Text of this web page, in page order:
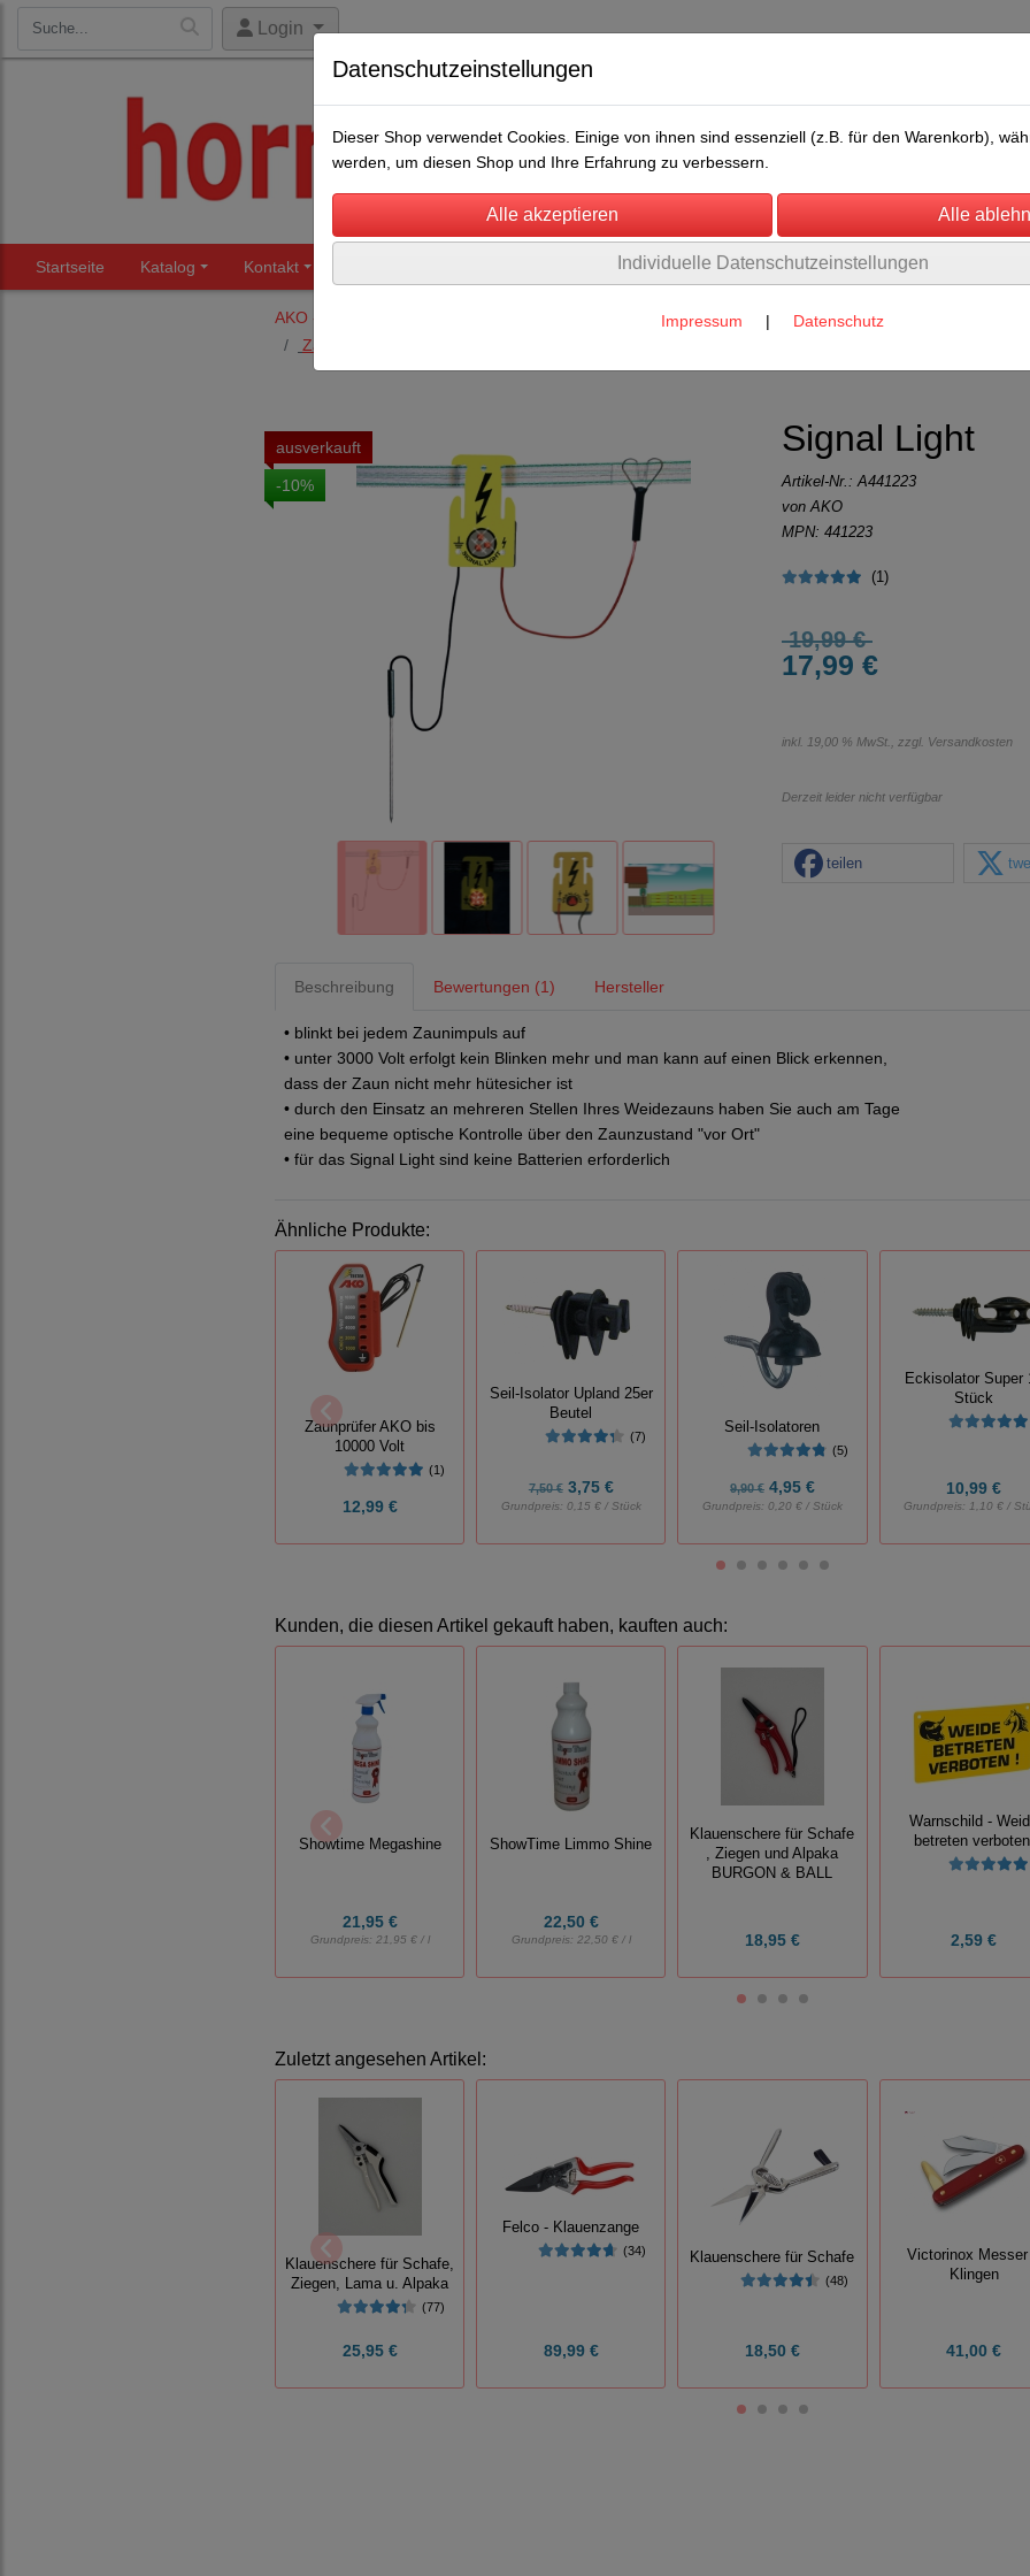
Login
Startseite Katalog Kontakt Über uns Umwelt Rechtliches
AKO - Elektrozaun
Zaun- und Sicherheitsprodukte
ausverkauft
-10%
Signal Light
Artikel-Nr.:A441223
von AKO
MPN: 441223
(1)
19,99 €
17,99 €
inkl. 19,00 % MwSt., zzgl. Versandkosten
Derzeit leider nicht verfügbar
teilen
Beschreibung Bewertungen (1) Hersteller
• blinkt bei jedem Zaunimpuls auf
• unter 3000 Volt erfolgt kein Blinken mehr und man kann auf einen Blick erkennen,
dass der Zaun nicht mehr hütesicher ist
• durch den Einsatz an mehreren Stellen Ihres Weidezauns haben Sie auch am Tage
eine bequeme optische Kontrolle über den Zaunzustand "vor Ort"
• für das Signal Light sind keine Batterien erforderlich
Ähnliche Produkte:
Zaunprüfer AKO bis
10000 Volt
(1)
12,99 €
Seil-Isolator Upland 25er
Beutel
(7)
7,50 €3,75 €
Grundpreis: 0,15 € / Stück
Seil-Isolatoren
(5)
9,90 €4,95 €
Grundpreis: 0,20 € / Stück
Eckisolator Super
Stück
10,99 €
Grundpreis:1,10 € /
Kunden, die diesen Artikel gekauft haben, kauften auch:
Showtime Megashine
21,95 €
Grundpreis: 21,95 € / l
ShowTime Limmo Shine
22,50 €
Grundpreis: 22,50 € / l
Klauenschere für Schafe
, Ziegen und Alpaka
BURGON & BALL
18,95 €
Warnschild -
betreten
2,59 €
Zuletzt angesehen Artikel:
Klauenschere für Schafe,
Ziegen, Lama u. Alpaka
(77)
25,95 €
Felco - Klauenzange
(34)
89,99 €
Klauenschere für Schafe
(48)
18,50 €
Victorinox
Klingen
41,00 €
Datenschutzeinstellungen
Dieser Shop verwendet Cookies. Einige von ihnen sind essenziell (z.B. für den Warenkorb),
werden, um diesen Shop und Ihre Erfahrung zu verbessern.
Individuelle Datenschutzeinstellungen
Impressum | Datenschutz